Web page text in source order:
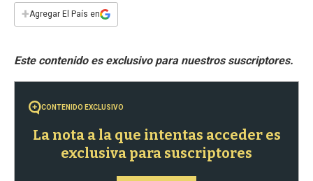
e
b
k
s
p
t
n
i
l
+Agregar El País en
CONTENIDO EXCLUSIVO
La nota a la que intentas acceder es
exclusiva para suscriptores